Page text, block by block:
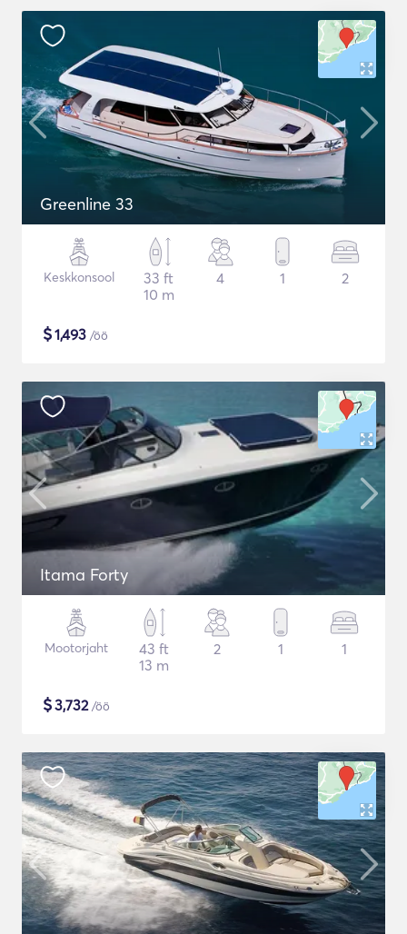
Greenline 33
Keskkonsool
33 ft
10 m
4 1 2
$1,493 /öö
Itama Forty
Mootorjaht
43 ft
13 m
2 1 1
$3,732/öö